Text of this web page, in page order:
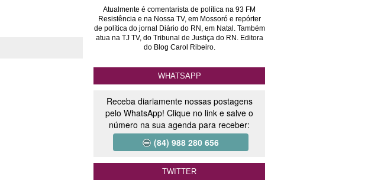
Atualmente é comentarista de política na 93 FM
Resistência e na Nossa TV, em Mossoró e repórter
de política do jornal Diário do RN, em Natal. Também
atua na TJ TV, do Tribunal de Justiça do RN. Editora
do Blog Carol Ribeiro.
WHATSAPP
Receba diariamente nossas postagens
pelo WhatsApp! Clique no link e salve o
número na sua agenda para receber:
(84) 988 280 656
TWITTER